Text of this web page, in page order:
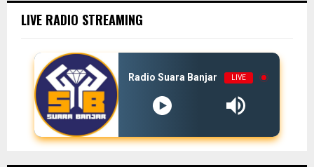
LIVE RADIO STREAMING
Radio Suara Banjar LIVE